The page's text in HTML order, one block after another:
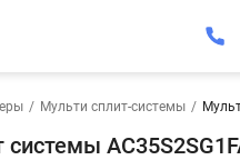
/ Мульти сплит-системы /